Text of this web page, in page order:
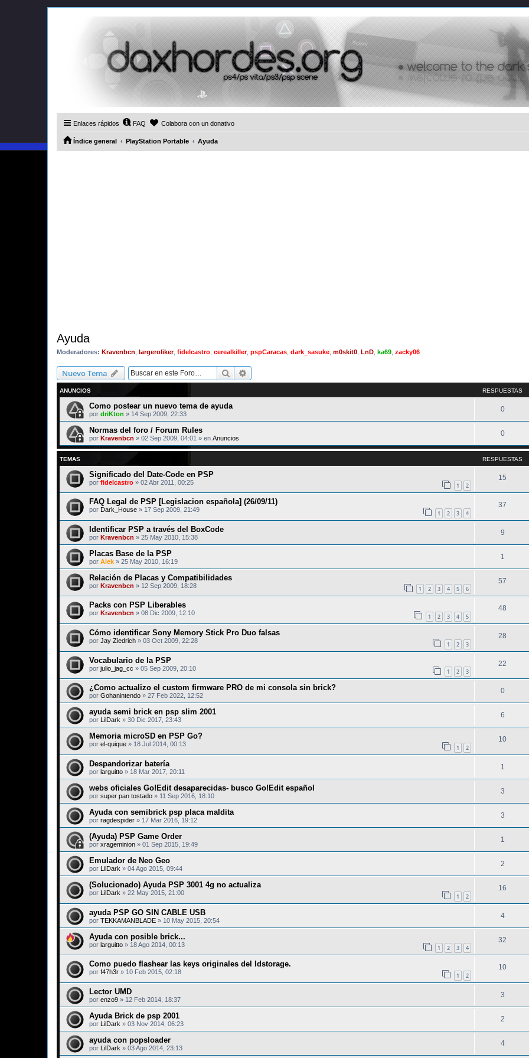
Enlaces rápidos FAQ Colabora con un donativo
Índice general PlayStation Portable Ayuda
Ayuda
Moderadores: Kravenbcn largeroliker, fidelcastro cerealkiller, pspCaracas dark_sasuke m0skit0 LnD ka69 zacky06
Nuevo Tema Buscar
ANUNCIOS RESPUESTAS
Como postear un nuevo tema de ayuda
por driKton » 14 Sep 2009, 22:33
0
Normas del foro / Forum Rules
por Kravenbcn » 02 Sep 2009, 04:01 » en Anuncios
0
TEMAS RESPUESTAS
Significado del Date-Code en PSP
por fidelcastro » 02 Abr 2011, 00:25 1 2
15
FAQ Legal de PSP [Legislacion española] (26/09/11)
por Dark_House » 17 Sep 2009, 21:49 1 2 3 4
37
Identificar PSP a través del BoxCode
por Kravenbcn » 25 May 2010, 15:38
9
Placas Base de la PSP
por Alek » 25 May 2010, 16:19
1
Relación de Placas y Compatibilidades
por Kravenbcn » 12 Sep 2009, 18:28 1 2 3 4 5 6
57
Packs con PSP Liberables
por Kravenbcn » 08 Dic 2009, 12:10 1 2 3 4 5
48
Cómo identificar Sony Memory Stick Pro Duo falsas
por Jay Ziedrich » 03 Oct 2009, 22:28 1 2 3
28
Vocabulario de la PSP
por julio_jag_cc » 05 Sep 2009, 20:10 1 2 3
22
¿Como actualizo el custom firmware PRO de mi consola sin brick?
por Gohanintendo » 27 Feb 2022, 12:52
0
ayuda semi brick en psp slim 2001
por LilDark » 30 Dic 2017, 23:43
6
Memoria microSD en PSP Go?
por el-quique » 18 Jul 2014, 00:13 1 2
10
Despandorizar batería
por larguitto » 18 Mar 2017, 20:11
1
webs oficiales Go!Edit desaparecidas- busco Go!Edit español
por super pan tostado » 11 Sep 2016, 18:10
3
Ayuda con semibrick psp placa maldita
por ragdespider » 17 Mar 2016, 19:12
3
(Ayuda) PSP Game Order
por xrageminion » 01 Sep 2015, 19:49
1
Emulador de Neo Geo
por LilDark » 04 Ago 2015, 09:44
2
(Solucionado) Ayuda PSP 3001 4g no actualiza
por LilDark » 22 May 2015, 21:00 1 2
16
ayuda PSP GO SIN CABLE USB
por TEKKAMANBLADE » 10 May 2015, 20:54
4
Ayuda con posible brick...
por larguitto » 18 Ago 2014, 00:13 1 2 3 4
32
Como puedo flashear las keys originales del Idstorage.
por f47h3r » 10 Feb 2015, 02:18 1 2
10
Lector UMD
por enzo9 » 12 Feb 2014, 18:37
3
Ayuda Brick de psp 2001
por LilDark » 03 Nov 2014, 06:23
2
ayuda con popsloader
por LilDark » 03 Ago 2014, 23:13
4